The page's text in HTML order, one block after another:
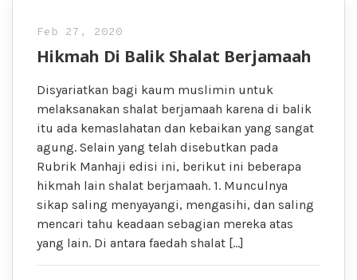
Feb 27, 2020
Hikmah Di Balik Shalat Berjamaah
Disyariatkan bagi kaum muslimin untuk
melaksanakan shalat berjamaah karena di balik
itu ada kemaslahatan dan kebaikan yang sangat
agung. Selain yang telah disebutkan pada
Rubrik Manhaji edisi ini, berikut ini beberapa
hikmah lain shalat berjamaah. 1. Munculnya
sikap saling menyayangi, mengasihi, dan saling
mencari tahu keadaan sebagian mereka atas
yang lain. Di antara faedah shalat […]